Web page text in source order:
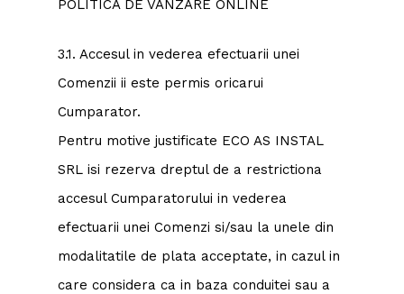
POLITICA DE VANZARE ONLINE
3.1. Accesul in vederea efectuarii unei
Comenzii ii este permis oricarui
Cumparator.
Pentru motive justificate ECO AS INSTAL
SRL isi rezerva dreptul de a restrictiona
accesul Cumparatorului in vederea
efectuarii unei Comenzi si/sau la unele din
modalitatile de plata acceptate, in cazul in
care considera ca in baza conduitei sau a